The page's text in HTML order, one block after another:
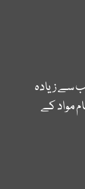
سے زیادہ
مواد کے